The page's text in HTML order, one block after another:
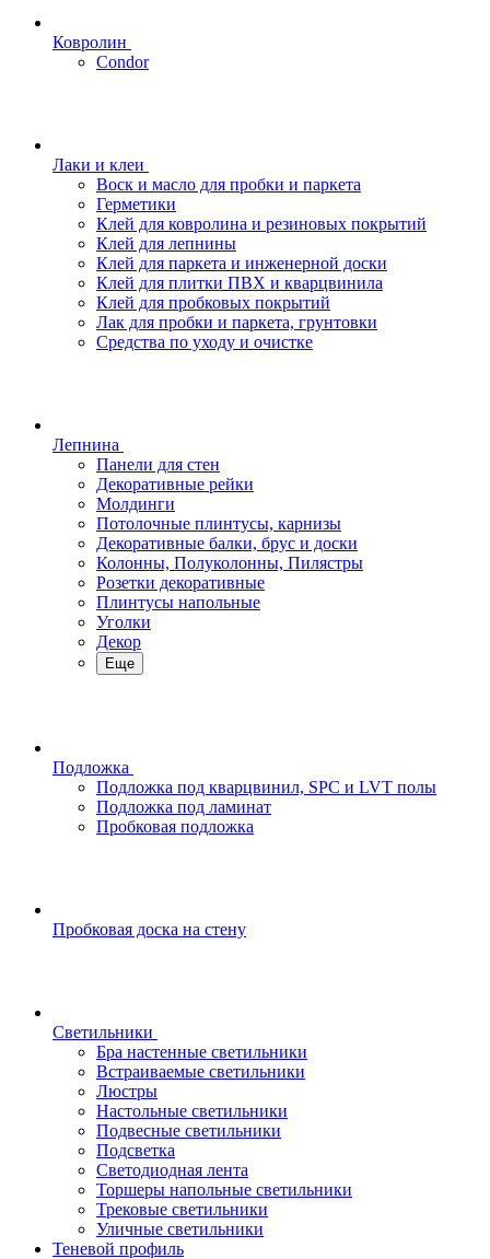
Ковролин
Condor
Лаки и клеи
Воск и масло для пробки и паркета
Герметики
Клей для ковролина и резиновых покрытий
Клей для лепнины
Клей для паркета и инженерной доски
Клей для плитки ПВХ и кварцвинила
Клей для пробковых покрытий
Лак для пробки и паркета, грунтовки
Средства по уходу и очистке
Лепнина
Панели для стен
Декоративные рейки
Молдинги
Потолочные плинтусы, карнизы
Декоративные балки, брус и доски
Колонны, Полуколонны, Пилястры
Розетки декоративные
Плинтусы напольные
Уголки
Декор
Еще
Подложка
Подложка под кварцвинил, SPC и LVT полы
Подложка под ламинат
Пробковая подложка
Пробковая доска на стену
Светильники
Бра настенные светильники
Встраиваемые светильники
Люстры
Настольные светильники
Подвесные светильники
Подсветка
Светодиодная лента
Торшеры напольные светильники
Трековые светильники
Уличные светильники
Теневой профиль